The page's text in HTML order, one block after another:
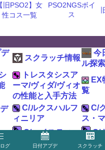
【旧PSO2】女
性コス一覧
PSO2NGSボイ
ス
スクラッチ情報
今
ル探
トレスタシスア
ーマ/ヴィダ/ヴィオ
の性能と入手方法
EX
覧
C/ルクスハルフ
ィニリア
C/
ス・
C/ハイスティ
ラ・ドミナ
C/
ル
グ 日付アプデ スクラッチ